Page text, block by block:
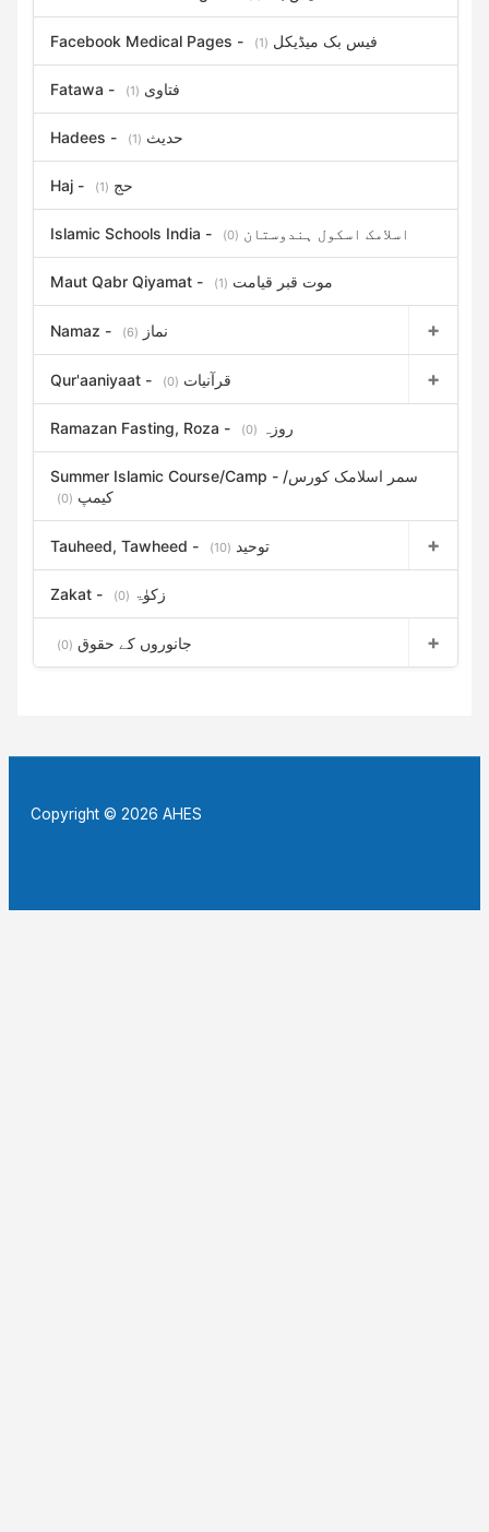
Facebook Medical Pages - فیس بک میڈیکل (1)
Fatawa - فتاوی (1)
Hadees - حدیث (1)
Haj - حج (1)
Islamic Schools India - اسلامک اسکول ہندوستان (0)
Maut Qabr Qiyamat - موت قبر قیامت (1)
Namaz - نماز (6)
Qur'aaniyaat - قرآنیات (0)
Ramazan Fasting, Roza - روزہ (0)
Summer Islamic Course/Camp - سمر اسلامک کورس/
کیمپ (0)
Tauheed, Tawheed - توحید (10)
Zakat - زکوٰۃ (0)
جانوروں کے حقوق (0)
Copyright © 2026 AHES